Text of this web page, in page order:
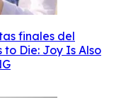
finales del
Die: Joy Is Also